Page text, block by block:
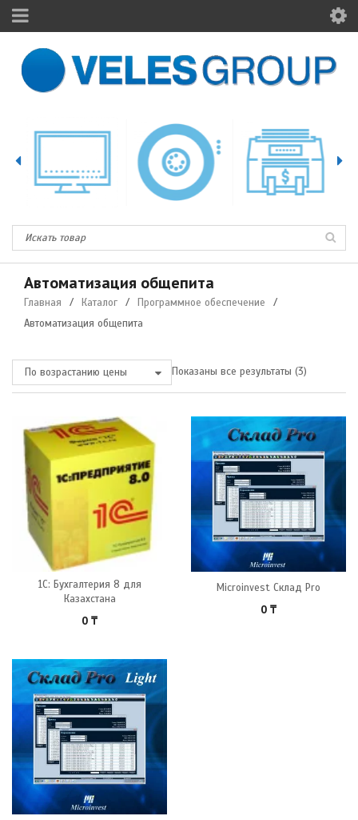
Автоматизация общепита
Главная / Каталог / Программное обеспечение
/
Автоматизация общепита
По возрастанию цены Показаны все результаты (3)
1С: Бухгалтерия 8 для
Казахстана
0 ₸
Microinvest Склад Pro
0 ₸